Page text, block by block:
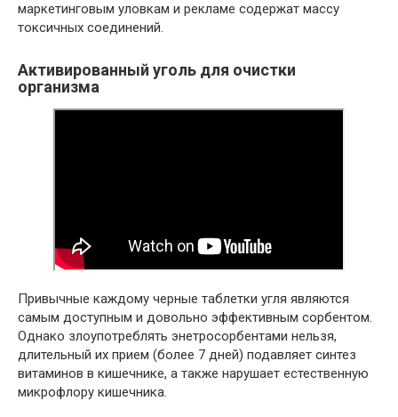
маркетинговым уловкам и рекламе содержат массу
токсичных соединений.
Активированный уголь для очистки
организма
Привычные каждому черные таблетки угля являются
самым доступным и довольно эффективным сорбентом.
Однако злоупотреблять энетросорбентами нельзя,
длительный их прием (более 7 дней) подавляет синтез
витаминов в кишечнике, а также нарушает естественную
микрофлору кишечника.